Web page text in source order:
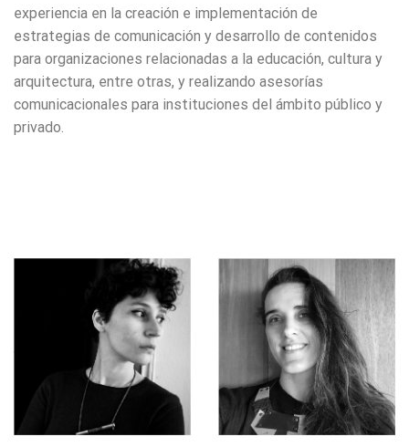
experiencia en la creación e implementación de
estrategias de comunicación y desarrollo de contenidos
para organizaciones relacionadas a la educación, cultura y
arquitectura, entre otras, y realizando asesorías
comunicacionales para instituciones del ámbito público y
privado.